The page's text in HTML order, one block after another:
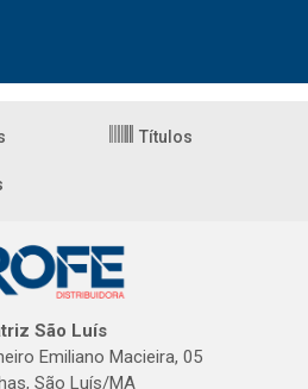
Títulos
São Luís
Emiliano Macieira, 05
São Luís/MA